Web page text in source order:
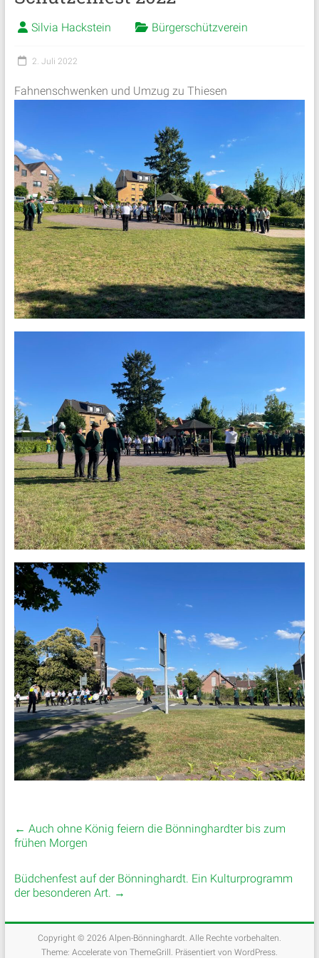
Silvia Hackstein Bürgerschützverein
2. Juli 2022
Fahnenschwenken und Umzug zu Thiesen
← Auch ohne König feiern die Bönninghardter bis zum
frühen Morgen
Büdchenfest auf der Bönninghardt. Ein Kulturprogramm
der besonderen Art. →
Copyright © 2026 Alpen-Bönninghardt. Alle Rechte vorbehalten.
Theme: Acceleratevon ThemeGrill. Präsentiert von WordPress.